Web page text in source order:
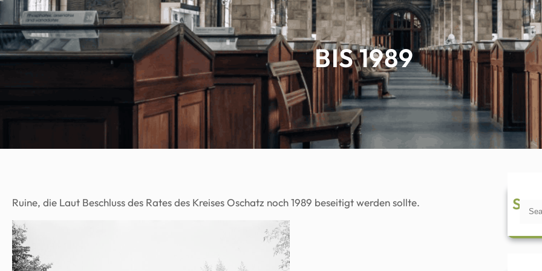
BIS 1989
Ruine, die Laut Beschluss des Rates des Kreises Oschatz noch 1989 beseitigt werden sollte.
S
a